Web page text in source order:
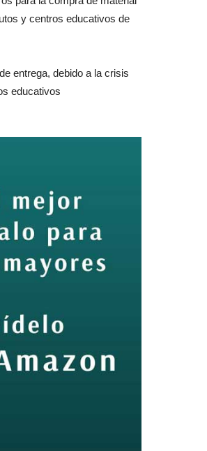
y centros educativos de
entrega, debido a la crisis
educativos